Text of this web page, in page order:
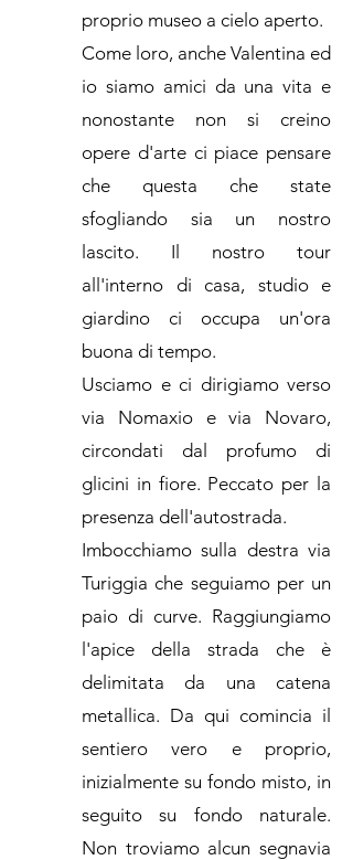
proprio museo a cielo aperto.
Come loro, anche Valentina ed
io siamo amici da una vita e
nonostante non si creino
opere d'arte ci piace pensare
che questa che state
sfogliando sia un nostro
lascito. Il nostro tour
all'interno di casa, studio e
giardino ci occupa un'ora
buona di tempo.
Usciamo e ci dirigiamo verso
via Nomaxio e via Novaro,
circondati dal profumo di
glicini in fiore. Peccato per la
presenza dell'autostrada.
Imbocchiamo sulla destra via
Turiggia che seguiamo per un
paio di curve. Raggiungiamo
l'apice della strada che è
delimitata da una catena
metallica. Da qui comincia il
sentiero vero e proprio,
inizialmente su fondo misto, in
seguito su fondo naturale.
Non troviamo alcun segnavia